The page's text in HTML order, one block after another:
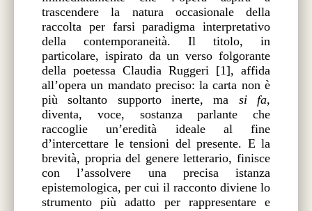
trascendere la natura occasionale della
raccolta per farsi paradigma interpretativo
della contemporaneità. Il titolo, in
particolare, ispirato da un verso folgorante
della poetessa Claudia Ruggeri [1], affida
all’opera un mandato preciso: la carta non è
più soltanto supporto inerte, ma si fa,
diventa, voce, sostanza parlante che
raccoglie un’eredità ideale al fine
d’intercettare le tensioni del presente. E la
brevità, propria del genere letterario, finisce
con l’assolvere una precisa istanza
epistemologica, per cui il racconto diviene lo
strumento più adatto per rappresentare e